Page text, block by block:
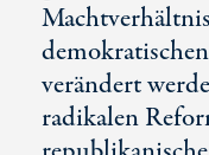
verändert
radikalen